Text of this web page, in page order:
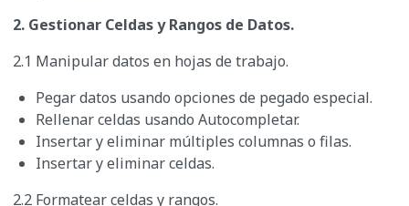
2. Gestionar Celdas y Rangos de Datos.
2.1 Manipular datos en hojas de trabajo.
Pegar datos usando opciones de pegado especial.
Rellenar celdas usando Autocompletar.
Insertar y eliminar múltiples columnas o filas.
Insertar y eliminar celdas.
2.2 Formatear celdas y rangos.